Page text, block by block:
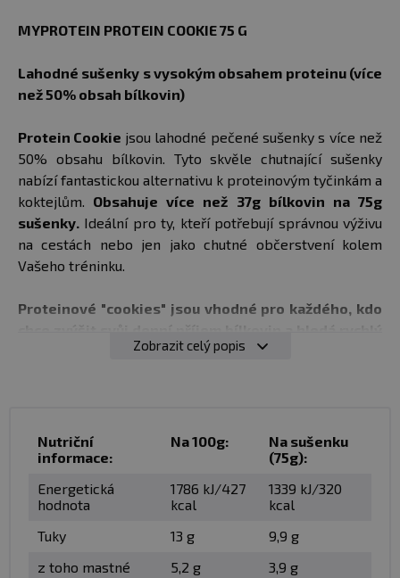
MYPROTEIN PROTEIN COOKIE 75 G
Lahodné sušenky s vysokým obsahem proteinu (více
než 50% obsah bílkovin)
Protein Cookie jsou lahodné pečené sušenky s více než
50% obsahu bílkovin. Tyto skvěle chutnající sušenky
nabízí fantastickou alternativu k proteinovým tyčinkám a
koktejlům. Obsahuje více než 37g bílkovin na 75g
sušenky. Ideální pro ty, kteří potřebují správnou výživu
na cestách nebo jen jako chutné občerstvení kolem
Vašeho tréninku.
Proteinové "cookies" jsou vhodné pro každého, kdo
zdroj proteinů na cesty.
jednoduché doplnění denního příjmu bílkovin
přispívá k růstu a udržování svalové hmoty
ideální jako svačina na cestách, vhodná alternativa k
proteinovým tyčinkým
Doporučené dávkování:Užívejte kdykoliv během dne
na doplnění vašeho příjmu bílkovin
Zobrazit celý popis
Nutriční
informace:
Na 100g:
Na sušenku
(75g):
Energetická
hodnota
1786 kJ/427
kcal
1339 kJ/320
kcal
Tuky
13 g
9,9 g
z toho mastné
5,2 g 3,9 g